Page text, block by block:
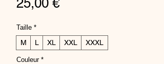
Taille *
M L XL XXL XXXL
Couleur *